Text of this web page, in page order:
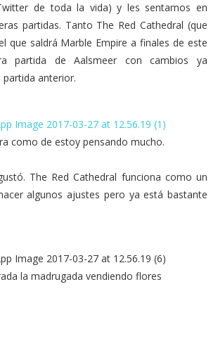
de toda la vida) y les sentamos en
partidas. Tanto The Red Cathedral (que
que saldrá Marble Empire a finales de este
partida de Aalsmeer con cambios ya
anterior.
como de estoy pensando mucho.
The Red Cathedral funciona como un
algunos ajustes pero ya está bastante
la madrugada vendiendo flores